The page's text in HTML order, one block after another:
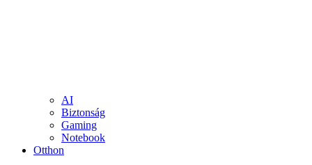
AI
Biztonság
Gaming
Notebook
Otthon